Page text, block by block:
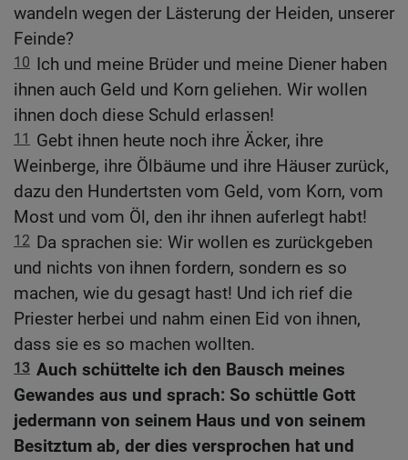
wandeln wegen der Lästerung der Heiden, unserer
Feinde?
10 Ich und meine Brüder und meine Diener haben
ihnen auch Geld und Korn geliehen. Wir wollen
ihnen doch diese Schuld erlassen!
11
Gebt ihnen heute noch ihre Äcker, ihre
Weinberge, ihre Ölbäume und ihre Häuser zurück,
dazu den Hundertsten vom Geld, vom Korn, vom
Most und vom Öl, den ihr ihnen auferlegt habt!
12 Da sprachen sie: Wir wollen es zurückgeben
und nichts von ihnen fordern, sondern es so
machen, wie du gesagt hast! Und ich rief die
Priester herbei und nahm einen Eid von ihnen,
dass sie es so machen wollten.
13 Auch schüttelte ich den Bausch meines
Gewandes aus und sprach: So schüttle Gott
jedermann von seinem Haus und von seinem
Besitztum ab, der dies versprochen hat und